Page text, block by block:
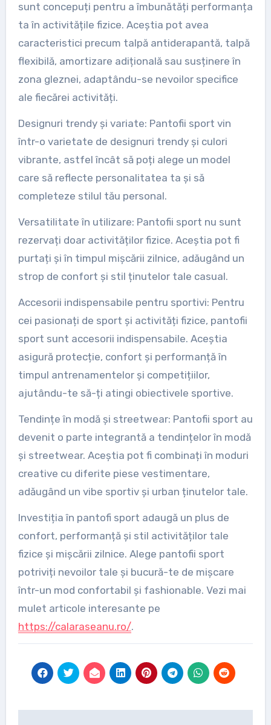
sunt concepuți pentru a îmbunătăți performanța
ta în activitățile fizice. Aceștia pot avea
caracteristici precum talpă antiderapantă, talpă
flexibilă, amortizare adițională sau susținere în
zona gleznei, adaptându-se nevoilor specifice
ale fiecărei activități.
Designuri trendy și variate: Pantofii sport vin
într-o varietate de designuri trendy și culori
vibrante, astfel încât să poți alege un model
care să reflecte personalitatea ta și să
completeze stilul tău personal.
Versatilitate în utilizare: Pantofii sport nu sunt
rezervați doar activităților fizice. Aceștia pot fi
purtați și în timpul mișcării zilnice, adăugând un
strop de confort și stil ținutelor tale casual.
Accesorii indispensabile pentru sportivi: Pentru
cei pasionați de sport și activități fizice, pantofii
sport sunt accesorii indispensabile. Aceștia
asigură protecție, confort și performanță în
timpul antrenamentelor și competițiilor,
ajutându-te să-ți atingi obiectivele sportive.
Tendințe în modă și streetwear: Pantofii sport au
devenit o parte integrantă a tendințelor în modă
și streetwear. Aceștia pot fi combinați în moduri
creative cu diferite piese vestimentare,
adăugând un vibe sportiv și urban ținutelor tale.
Investiția în pantofi sport adaugă un plus de
confort, performanță și stil activităților tale
fizice și mișcării zilnice. Alege pantofii sport
potriviți nevoilor tale și bucură-te de mișcare
într-un mod confortabil și fashionable. Vezi mai
mulet articole interesante pe
https://calaraseanu.ro/.